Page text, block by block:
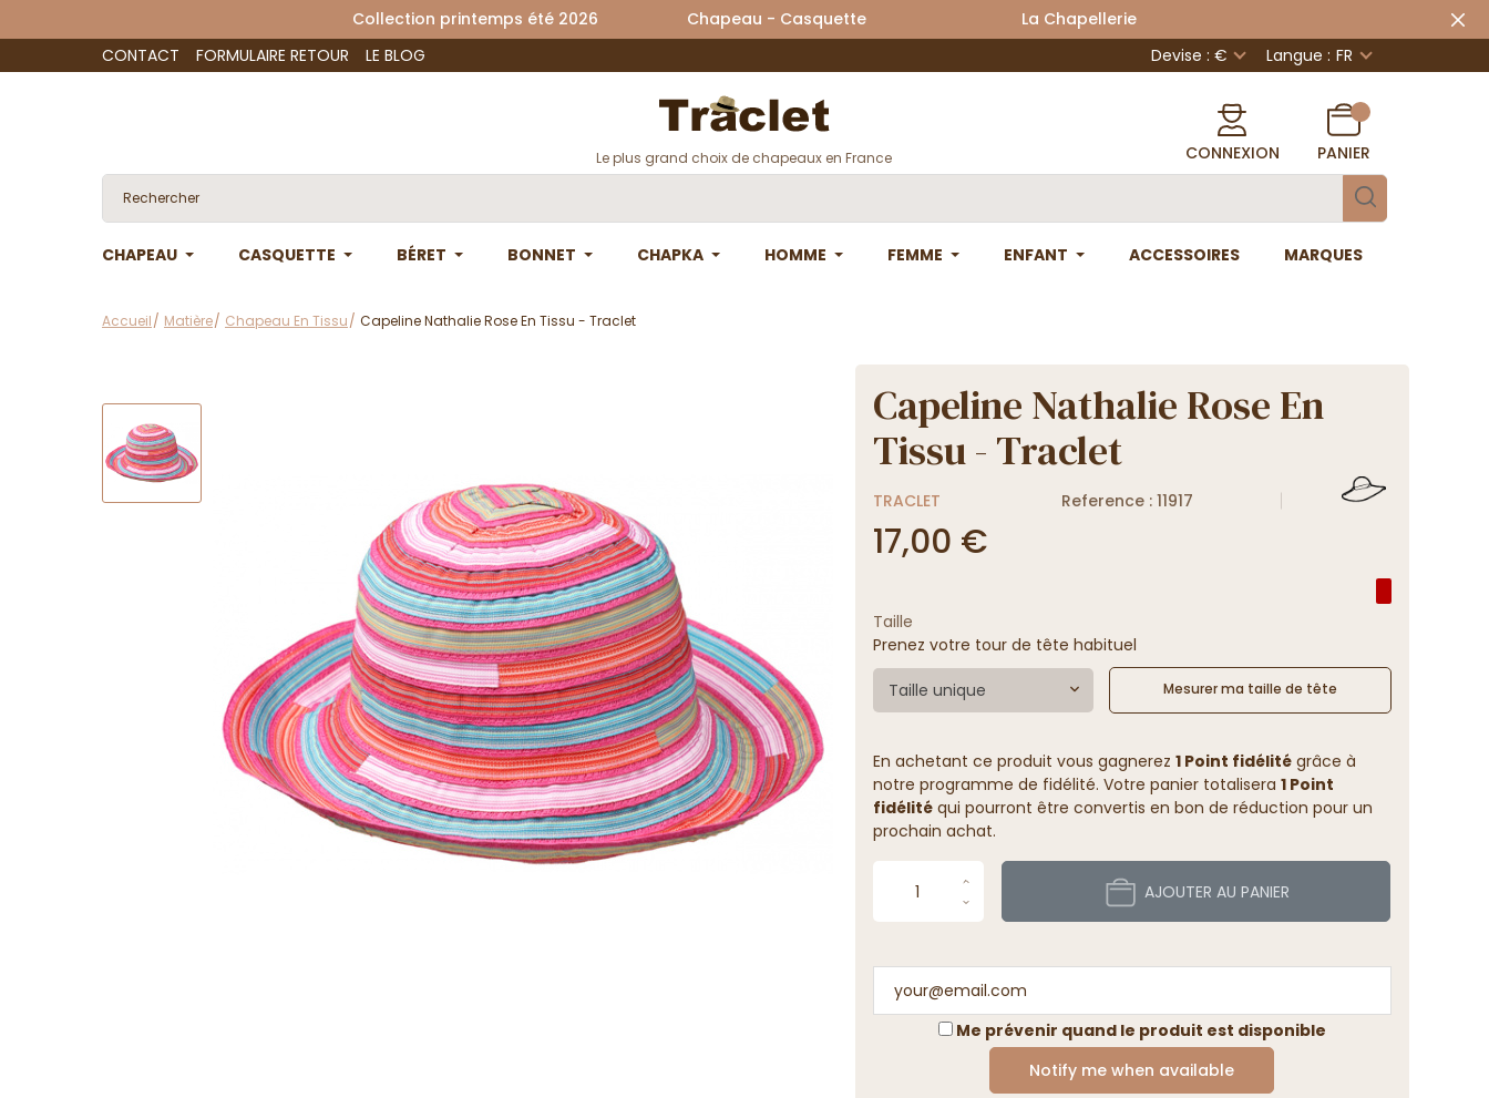
Collection printemps été 2026 Chapeau - Casquette La Chapellerie
CONTACT
FORMULAIRE RETOUR LE BLOG Devise : € Langue : FR
Le plus grand choix de chapeaux en France CONNEXION PANIER
CHAPEAU CASQUETTE BÉRET BONNET CHAPKA HOMME FEMME ENFANT ACCESSOIRES MARQUES
Accueil Matière Chapeau En Tissu Capeline Nathalie Rose En Tissu - Traclet
Capeline Nathalie Rose En
Tissu - Traclet
TRACLET Reference : 11917
17,00 €
Taille
Prenez votre tour de tête habituel
Taille unique Mesurer ma taille de tête
En achetant ce produit vous gagnerez 1 Point fidélitégrâce à
notre programme de fidélité. Votre panier totalisera 1 Point
fidélitéqui pourront être convertis en bon de réduction pour un
prochain achat.
AJOUTER AU PANIER
Me prévenir quand le produit est disponible
Notify me when available